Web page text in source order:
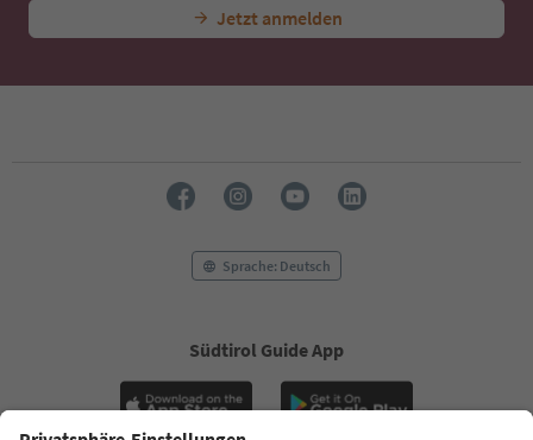
Jetzt anmelden
Sprache: Deutsch
Südtirol Guide App